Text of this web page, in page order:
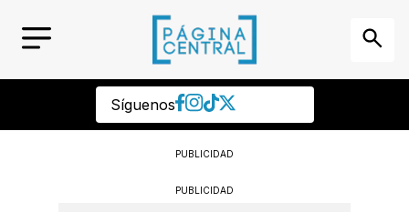
Síguenos
PUBLICIDAD
PUBLICIDAD